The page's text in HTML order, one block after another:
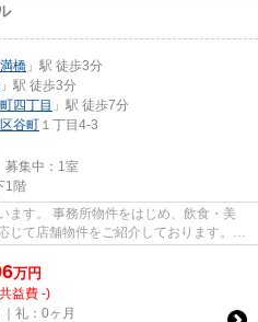
橋 」駅 徒歩3分
」駅 徒歩3分
四丁目 」駅 徒歩7分
谷町 １丁目4-3
集中： 1室
1階
ます。 事務所物件をはじめ、飲食・美
て店舗物件をご紹介しております。
万円
益費 -)
礼：0ヶ月